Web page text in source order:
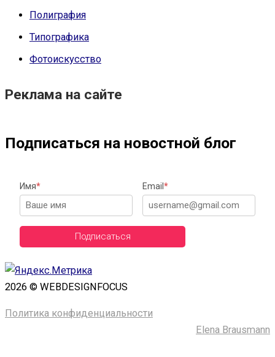
Полиграфия
Типографика
Фотоискусство
Реклама на сайте
Подписаться на новостной блог
Имя* Email *
Подписаться
2026 © WEBDESIGNFOCUS
Политика конфиденциальности
Elena Brausmann